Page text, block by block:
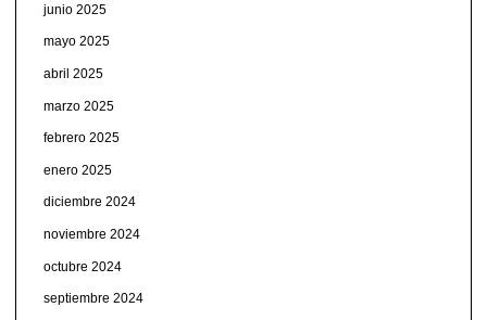
junio 2025
mayo 2025
abril 2025
marzo 2025
febrero 2025
enero 2025
diciembre 2024
noviembre 2024
octubre 2024
septiembre 2024